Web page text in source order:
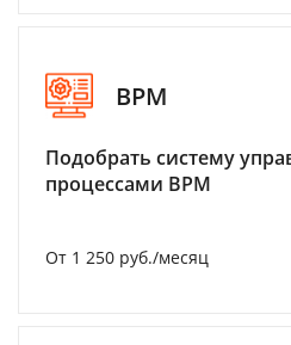
BPM
Подобрать систему
процессами BPM
От 1 250 руб./месяц